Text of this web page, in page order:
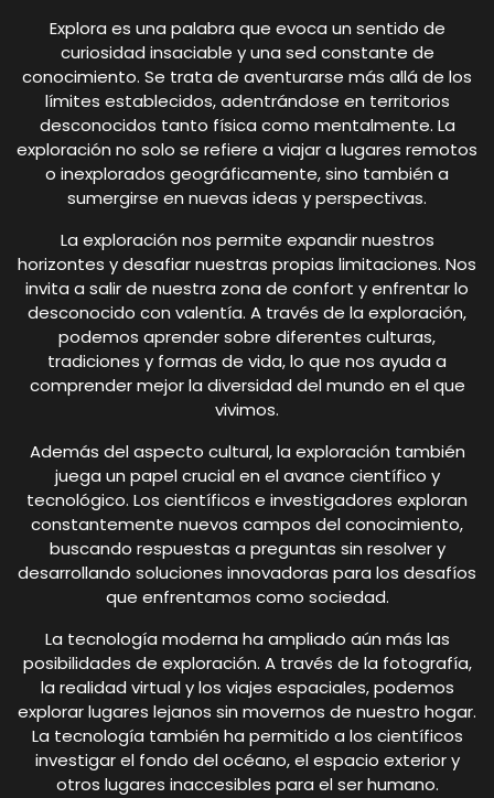
Explora es una palabra que evoca un sentido de
curiosidad insaciable y una sed constante de
conocimiento. Se trata de aventurarse más allá de los
límites establecidos, adentrándose en territorios
desconocidos tanto física como mentalmente. La
exploración no solo se refiere a viajar a lugares remotos
o inexplorados geográficamente, sino también a
sumergirse en nuevas ideas y perspectivas.
La exploración nos permite expandir nuestros
horizontes y desafiar nuestras propias limitaciones. Nos
invita a salir de nuestra zona de confort y enfrentar lo
desconocido con valentía. A través de la exploración,
podemos aprender sobre diferentes culturas,
tradiciones y formas de vida, lo que nos ayuda a
comprender mejor la diversidad del mundo en el que
vivimos.
Además del aspecto cultural, la exploración también
juega un papel crucial en el avance científico y
tecnológico. Los científicos e investigadores exploran
constantemente nuevos campos del conocimiento,
buscando respuestas a preguntas sin resolver y
desarrollando soluciones innovadoras para los desafíos
que enfrentamos como sociedad.
La tecnología moderna ha ampliado aún más las
posibilidades de exploración. A través de la fotografía,
la realidad virtual y los viajes espaciales, podemos
explorar lugares lejanos sin movernos de nuestro hogar.
La tecnología también ha permitido a los científicos
investigar el fondo del océano, el espacio exterior y
otros lugares inaccesibles para el ser humano.